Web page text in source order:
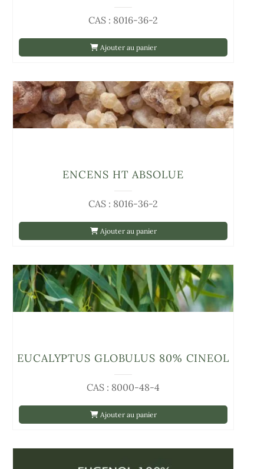
Ajouter au panier
CAS : 8016-36-2
Ajouter au panier
CAS : 8016-36-2
ENCENS HT ABSOLUE
Ajouter au panier
CAS : 8000-48-4
EUCALYPTUS GLOBULUS 80% CINEOL